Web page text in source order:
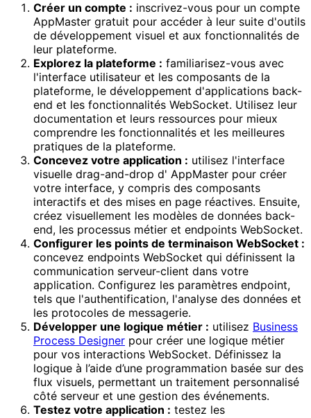
Créer un compte : inscrivez-vous pour un compte
AppMaster gratuit pour accéder à leur suite d'outils
de développement visuel et aux fonctionnalités de
leur plateforme.
Explorez la plateforme : familiarisez-vous avec
l'interface utilisateur et les composants de la
plateforme, le développement d'applications back-
end et les fonctionnalités WebSocket. Utilisez leur
documentation et leurs ressources pour mieux
comprendre les fonctionnalités et les meilleures
pratiques de la plateforme.
Concevez votre application : utilisez l'interface
visuelle drag-and-drop d' AppMaster pour créer
votre interface, y compris des composants
interactifs et des mises en page réactives. Ensuite,
créez visuellement les modèles de données back-
end, les processus métier et endpoints WebSocket.
Configurer les points de terminaison WebSocket :
concevez endpoints WebSocket qui définissent la
communication serveur-client dans votre
application. Configurez les paramètres endpoint,
tels que l'authentification, l'analyse des données et
les protocoles de messagerie.
Développer une logique métier : utilisez Business
Process Designer pour créer une logique métier
pour vos interactions WebSocket. Définissez la
logique à l’aide d’une programmation basée sur des
flux visuels, permettant un traitement personnalisé
côté serveur et une gestion des événements.
Testez votre application : testez les